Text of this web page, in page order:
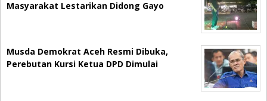
Masyarakat Lestarikan Didong Gayo
Musda Demokrat Aceh Resmi Dibuka,
Perebutan Kursi Ketua DPD Dimulai